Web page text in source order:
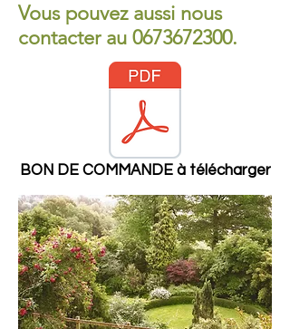
Vous pouvez aussi nous
contacter au 0673672300.
BON DE COMMANDE à télécharger